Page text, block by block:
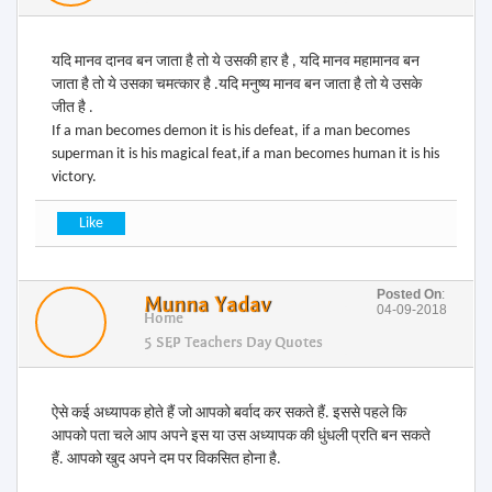
यदि मानव दानव बन जाता है तो ये उसकी हार है , यदि मानव महामानव बन
जाता है तो ये उसका चमत्कार है .यदि मनुष्य मानव बन जाता है तो ये उसके
जीत है .
If a man becomes demon it is his defeat, if a man becomes
superman it is his magical feat,if a man becomes human it is his
victory.
Munna Yadav
Home
5 SEP Teachers Day Quotes
Posted On:
04-09-2018
ऐसे कई अध्यापक होते हैं जो आपको बर्वाद कर सकते हैं. इससे पहले कि
आपको पता चले आप अपने इस या उस अध्यापक की धुंधली प्रति बन सकते
हैं. आपको खुद अपने दम पर विकसित होना है.